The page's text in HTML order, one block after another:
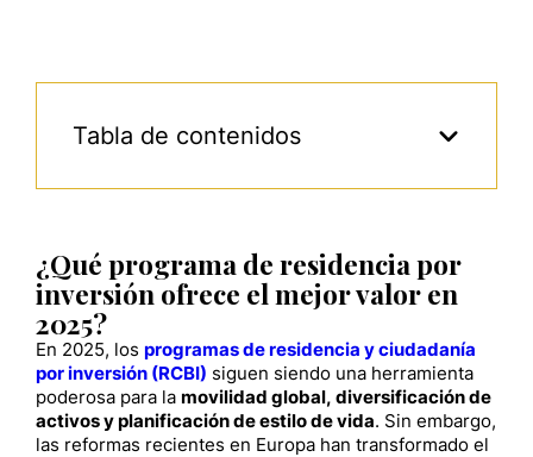
Tabla de contenidos
¿Qué programa de residencia por
inversión ofrece el mejor valor en
2025?
En 2025, los programas de residencia y ciudadanía
por inversión (RCBI) siguen siendo una herramienta
poderosa para la movilidad global, diversificación de
activos y planificación de estilo de vida. Sin embargo,
las reformas recientes en Europa han transformado el